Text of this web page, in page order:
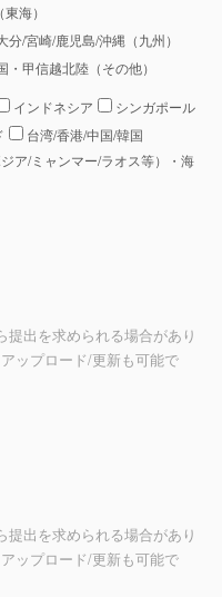
海）
/宮崎/鹿児島/沖縄（九州）
甲信越北陸（その他）
インドネシア
シンガポール
台湾/香港/中国/韓国
ア/ミャンマー/ラオス等）・海
出を求められる場合があり
ップロード/更新も可能で
出を求められる場合があり
ップロード/更新も可能で